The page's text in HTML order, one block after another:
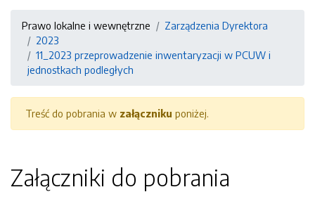
Prawo lokalne i wewnętrzne
Zarządzenia Dyrektora
2023
11_2023 przeprowadzenie inwentaryzacji w PCUW i
jednostkach podległych
Treść do pobrania w załączniku poniżej.
Załączniki do pobrania